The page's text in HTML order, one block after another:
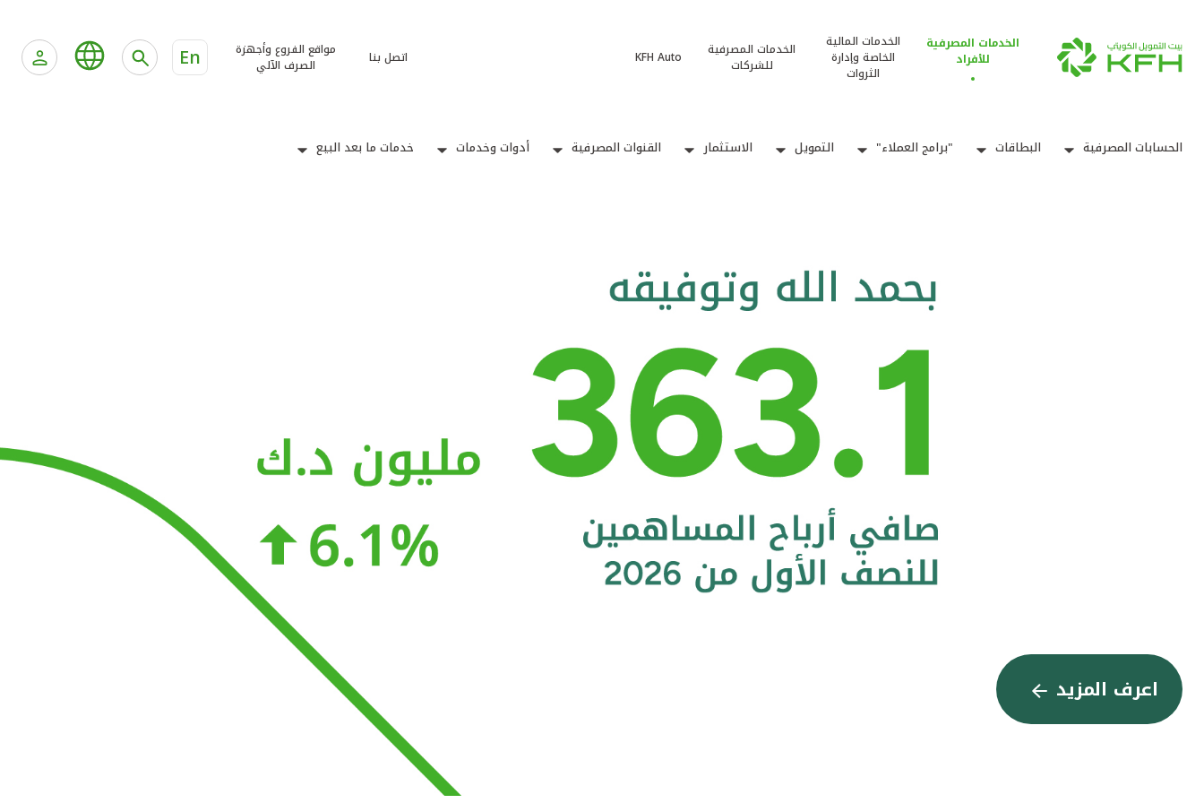
الخدمات المصرفية
للأفراد
الخدمات المالية
الخاصة وإدارة
الثروات
الخدمات المصرفية
للشركات
KFH Auto اتصل بنا
مواقع الفروع وأجهزة
الصرف الآلي
En
الحسابات المصرفية البطاقات "برامج العملاء" التمويل الاستثمار القنوات المصرفية أدوات وخدمات خدمات ما بعد البيع
اعرف المزيد